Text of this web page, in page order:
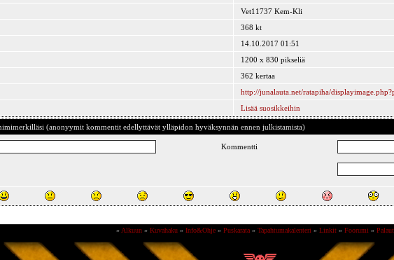
Vet11737 Kem-Kli
368 kt
14.10.2017 01:51
1200 x 830 pikseliä
362 kertaa
http://junalauta.net/ratapiha/
Lisää suosikkeihin
(anonyymit kommentit edellyttävät ylläpidon hyväksynnän ennen julkistamista)
Kommentti
» Alkuun» Kuvahaku» Info&Ohje» Puskarata» Tapahtumakalenteri » Linkit» Foorumi »